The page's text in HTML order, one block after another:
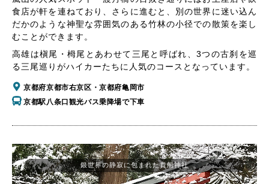
食店が軒を連ねており、さらに進むと、別の世界に迷い込ん
だかのような神聖な雰囲気のある竹林の小径での散策を楽し
むことができます。
高雄は槇尾・栂尾とあわせて三尾と呼ばれ、3つの古刹を巡
る三尾巡りがハイカーたちに人気のコースとなっています。
京都府京都市右京区・京都府亀岡市
京都駅八条口観光バス乗降場で下車
銀世界の静寂に包まれた貴船神社